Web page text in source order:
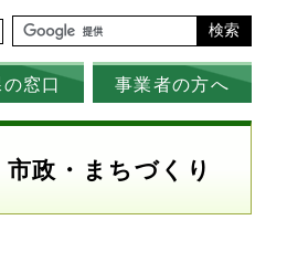
検索
窓口 事業者の方へ
市政・まちづくり